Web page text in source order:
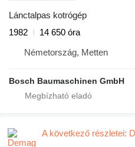
Lánctalpas kotrógép
1982
14 650 óra
Németország, Metten
Bosch Baumaschinen GmbH
A következő részletei: